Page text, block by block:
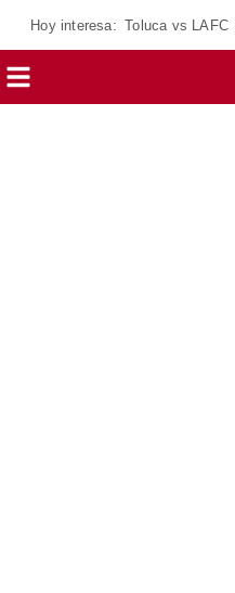
Hoy interesa: Toluca vs LAFC